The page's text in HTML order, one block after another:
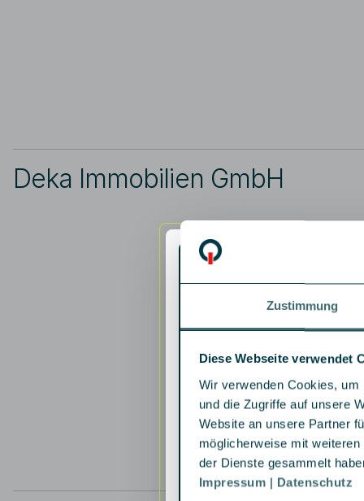
Zustimmung
Diese Webseite verwendet
Wir verwenden Cookies,
und die Zugriffe auf unsere
Website an unsere Partner
möglicherweise mit
der Dienste gesammelt
Impressum | Datenschutz
Deka Immobilien GmbH